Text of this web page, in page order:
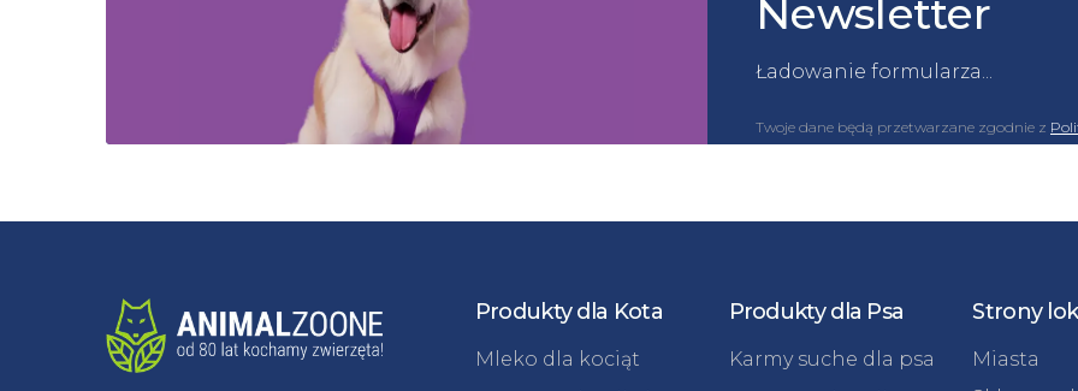
Newsletter
Ładowanie formularza...
Twoje dane będą przetwarzane zgodnie z
Produkty dla Kota
Mleko dla kociąt
Produkty dla Psa
Karmy suche dla psa
Strony
Miasta